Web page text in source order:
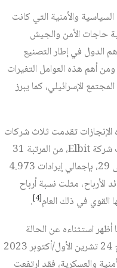
والأمنية التي كانت
حاجات الأمن والجيش
الدول في إطار التصنيع
أهم هذه العوامل التغيرات
الإسرائيلي، كما يبرز
تقدمت ثلاث شركات
للتصنيع الأمني والعسكري الإسرائيلي ضمن الترتيب العالمي لأكبر 100 شركة للدفاع لعام 2022. فقد تقدمت شركة Elbit، من المرتبة 31
إلى 21، بإجمالي إيرادات 5.511 مليار دولار، وشركة الصناعات الفضائية الإسرائيلية (IAI)، من المرتبة 37 إلى 29، بإجمالي إيرادات 4.973
الأرباح، مثلت نسبة أرباح
[4]
.
ولكن ما أظهر استثناءه عن الحالة
العامة هو أسهم الصناعات الأمنية والعسكرية. إذا أخذنا سوق الأسهم في تل أبيب كنموذج نجد أنها حتى تاريخ 24 تشرين الأول/أكتوبر 2023